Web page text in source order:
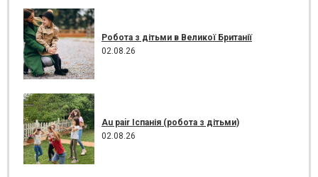
Робота з дітьми в Великої Британії
02.08.26
Au pair Іспанія (робота з дітьми)
02.08.26